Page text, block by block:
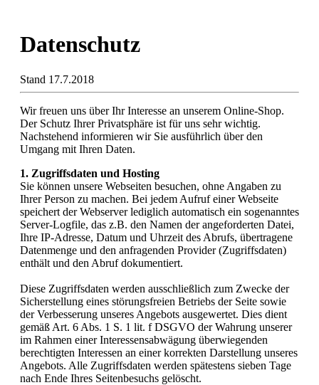
Datenschutz
Stand 17.7.2018
Wir freuen uns über Ihr Interesse an unserem Online-Shop.
Der Schutz Ihrer Privatsphäre ist für uns sehr wichtig.
Nachstehend informieren wir Sie ausführlich über den
Umgang mit Ihren Daten.
1. Zugriffsdaten und Hosting
Sie können unsere Webseiten besuchen, ohne Angaben zu
Ihrer Person zu machen. Bei jedem Aufruf einer Webseite
speichert der Webserver lediglich automatisch ein sogenanntes
Server-Logfile, das z.B. den Namen der angeforderten Datei,
Ihre IP-Adresse, Datum und Uhrzeit des Abrufs, übertragene
Datenmenge und den anfragenden Provider (Zugriffsdaten)
enthält und den Abruf dokumentiert.
Diese Zugriffsdaten werden ausschließlich zum Zwecke der
Sicherstellung eines störungsfreien Betriebs der Seite sowie
der Verbesserung unseres Angebots ausgewertet. Dies dient
gemäß Art. 6 Abs. 1 S. 1 lit. f DSGVO der Wahrung unserer
im Rahmen einer Interessensabwägung überwiegenden
berechtigten Interessen an einer korrekten Darstellung unseres
Angebots. Alle Zugriffsdaten werden spätestens sieben Tage
nach Ende Ihres Seitenbesuchs gelöscht.